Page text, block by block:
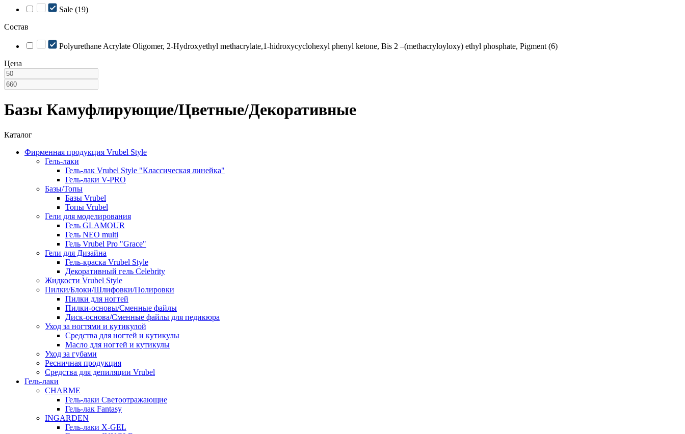
Sale (19)
Состав
Polyurethane Acrylate Oligomer, 2-Hydroxyethyl methacrylate,1-hidroxycyclohexyl phenyl ketone, Bis 2 –(methacryloyloxy) ethyl phosphate, Pigment (6)
Цена
Базы Камуфлирующие/Цветные/Декоративные
Каталог
Фирменная продукция Vrubel Style
Гель-лаки
Гель-лак Vrubel Style "Классическая линейка"
Гель-лаки V-PRO
Базы/Топы
Базы Vrubel
Топы Vrubel
Гели для моделирования
Гель GLAMOUR
Гель NEO multi
Гель Vrubel Pro "Grace"
Гели для Дизайна
Гель-краска Vrubel Style
Декоративный гель Celebrity
Жидкости Vrubel Style
Пилки/Блоки/Шлифовки/Полировки
Пилки для ногтей
Пилки-основы/Сменные файлы
Диск-основа/Сменные файлы для педикюра
Уход за ногтями и кутикулой
Средства для ногтей и кутикулы
Масло для ногтей и кутикулы
Уход за губами
Ресничная продукция
Средства для депиляции Vrubel
Гель-лаки
СHARME
Гель-лаки Светоотражающие
Гель-лак Fantasy
INGARDEN
Гель-лаки Х-GEL